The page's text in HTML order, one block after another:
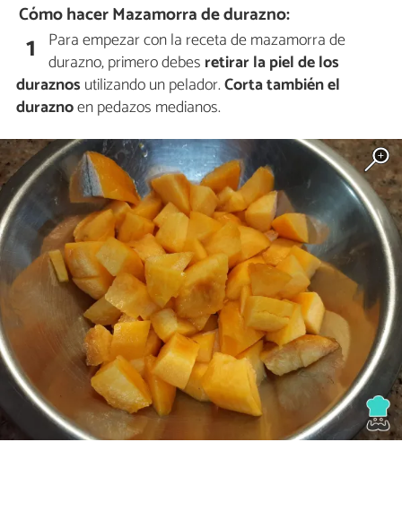
Cómo hacer Mazamorra de durazno:
1 Para empezar con la receta de mazamorra de
durazno, primero debes retirar la piel de los
duraznos utilizando un pelador.Corta también el
duraznoen pedazos medianos.